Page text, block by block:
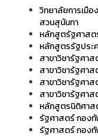
วิทยาลัยการเมื
สวนสุนันทา
หลักสูตรัฐศาส
หลักสูตรรัฐปร
สาขาวิชารัฐศา
สาขาวิชารัฐศาส
สาขาวิชารัฐศาส
สาขาวิชารัฐศา
หลักสูตรนิติศา
รัฐศาสตร์ กอง
รัฐศาสตร์ กองทั